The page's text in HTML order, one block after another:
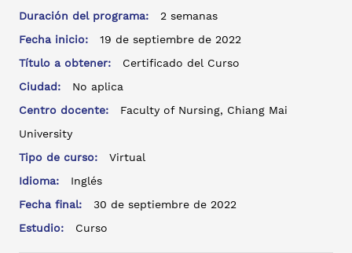
Duración del programa:
2 semanas
Fecha inicio:
19 de septiembre de 2022
Título a obtener:
Certificado del Curso
Ciudad:
No aplica
Centro docente:
Faculty of Nursing, Chiang Mai
University
Tipo de curso:
Virtual
Idioma:
Inglés
Fecha final:
30 de septiembre de 2022
Estudio:
Curso